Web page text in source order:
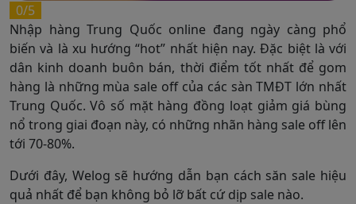
0/5
Nhập hàng Trung Quốc online đang ngày càng phổ
biến và là xu hướng “hot” nhất hiện nay. Đặc biệt là với
dân kinh doanh buôn bán, thời điểm tốt nhất để gom
hàng là những mùa sale off của các sàn TMĐT lớn nhất
Trung Quốc. Vô số mặt hàng đồng loạt giảm giá bùng
nổ trong giai đoạn này, có những nhãn hàng sale off lên
tới 70-80%.
Dưới đây, Welog sẽ hướng dẫn bạn cách săn sale hiệu
quả nhất để bạn không bỏ lỡ bất cứ dịp sale nào.